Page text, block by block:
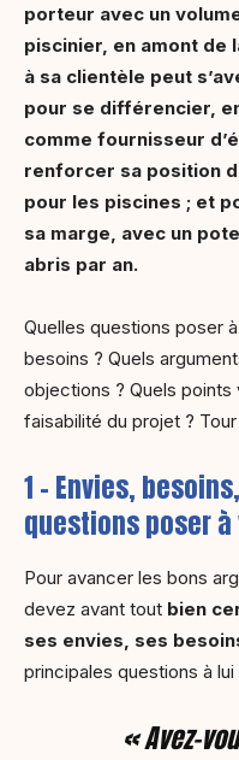
porteur avec un
piscinier, en amont de
à sa clientèle peut
pour se différencier,
comme fournisseur
renforcer sa position
pour les piscines ; et
sa marge, avec un
abris par an.
Quelles questions poser
besoins ? Quels
objections ? Quels points
faisabilité du projet ?
1 – Envies,
questions poser
Pour avancer les bons
devez avant tout bien
ses envies, ses
principales questions à
« Avez-